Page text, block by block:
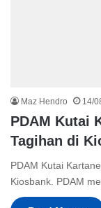
Maz Hendro 14/
PDAM Kutai
Tagihan di
PDAM Kutai
Kiosbank. PDAM